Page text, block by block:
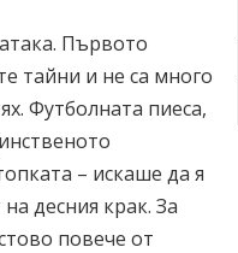
Първото
тайни и не са много
Футболната пиеса,
– искаше да я
десния крак. За
повече от